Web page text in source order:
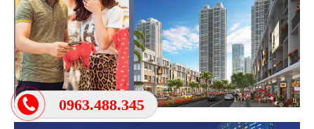
0963.488.345